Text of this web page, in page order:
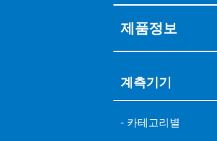
제품정보
계측기기
카테고리별